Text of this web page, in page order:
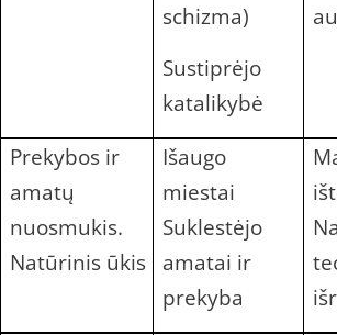
schizma)
Sustiprėjo
katalikybė
Prekybos ir
amatų
nuosmukis.
Natūrinis ūkis
Išaugo
miestai
Suklestėjo
amatai ir
prekyba